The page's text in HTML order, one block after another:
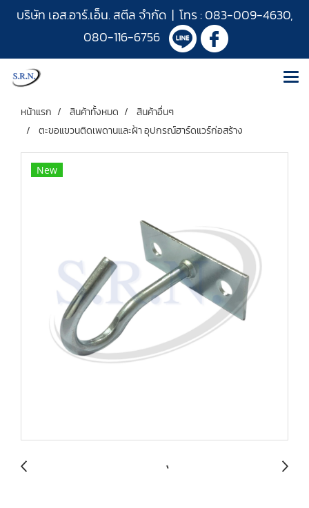
บริษัท เอส.อาร์.เอ็น. สตีล จำกัด | โทร :083-009-4630,
080-116-6756
หน้าแรก สินค้าทั้งหมด
สินค้าอื่นๆ
ตะขอแขวนติดเพดานและฝ้า อุปกรณ์ฮาร์ดแวร์ก่อสร้าง
New